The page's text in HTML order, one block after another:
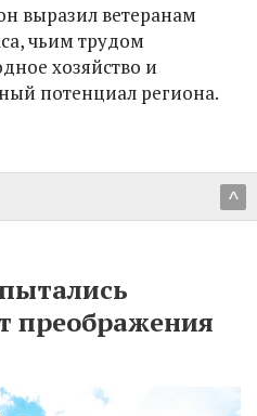
выразил ветеранам
чьим трудом
хозяйство и
потенциал региона.
^
преображения